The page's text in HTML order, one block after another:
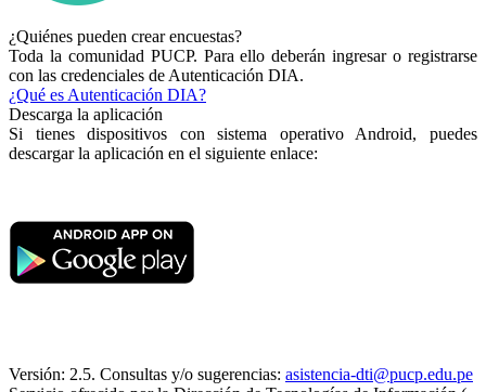
¿Quiénes pueden crear encuestas?
Toda la comunidad PUCP. Para ello deberán ingresar o registrarse
con las credenciales de Autenticación DIA.
¿Qué es Autenticación DIA?
Descarga la aplicación
Si tienes dispositivos con sistema operativo Android, puedes
descargar la aplicación en el siguiente enlace:
Versión: 2.5. Consultas y/o sugerencias: asistencia-dti@pucp.edu.pe